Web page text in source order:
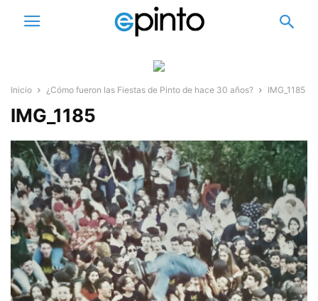
Inicio ¿Cómo fueron las Fiestas de Pinto de hace 30 años? IMG_1185
IMG_1185